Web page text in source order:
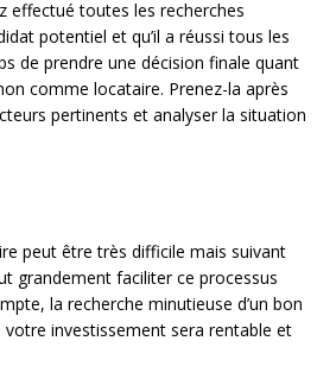
effectué toutes les recherches
potentiel et qu’il a réussi tous les
de prendre une décision finale quant
comme locataire. Prenez-la après
pertinents et analyser la situation
peut être très difficile mais suivant
grandement faciliter ce processus
la recherche minutieuse d’un bon
investissement sera rentable et